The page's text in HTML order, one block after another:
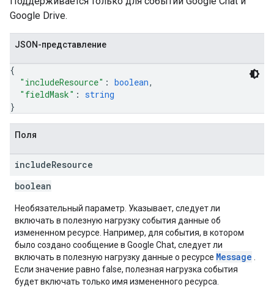
Google Drive.
JSON-представление
{
"includeResource" : boolean,
"fieldMask" : string
}
Поля
includeResource
boolean
Необязательный параметр. Указывает, следует ли
включать в полезную нагрузку события данные об
измененном ресурсе. Например, для события, в котором
было создано сообщение в Google Chat, следует ли
включать в полезную нагрузку данные о ресурсе Message
Если значение равно false, полезная нагрузка события
будет включать только имя измененного ресурса.